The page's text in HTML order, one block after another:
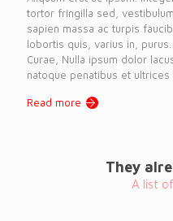
tortor fringilla sed,
sapien massa ac turpis
lobortis quis, varius in,
Curae, Nulla ipsum dolor
natoque penatibus et ultrices
Read more
They
A list